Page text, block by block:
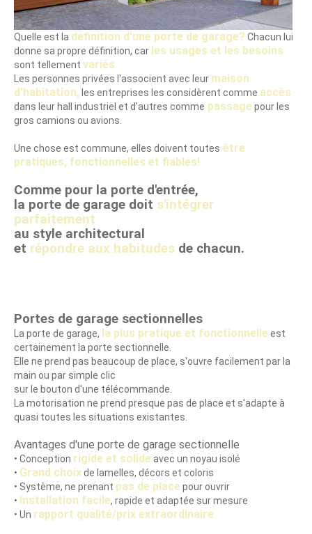
Quelle est la définition d'une porte de garage? Chacun lui
donne sa propre définition, car les usages et les besoins
sont tellement variés.
Les personnes privées l'associent avec leur maison
d'habitation, les entreprises les considèrent comme accès
dans leur hall industriel et d'autres comme passage pour les
gros camions ou avions.
Une chose est commune, elles doivent toutes être
pratiques, fonctionnelles et fiables!
Comme pour la porte d'entrée,
la porte de garage doit s'intégrer
parfaitement
au style architectural
et répondre aux habitudes de chacun.
Portes de garage sectionnelles
La porte de garage, la plus pratique et fonctionnelle est
certainement la porte sectionnelle.
Elle ne prend pas beaucoup de place, s'ouvre facilement par la
main ou par simple clic
sur le bouton d'une télécommande.
La motorisation ne prend presque pas de place et s'adapte à
quasi toutes les situations existantes.
Avantages d'une porte de garage sectionnelle
• Conception rigide et solide avec un noyau isolé
• Grand choixde lamelles, décors et coloris
• Système, ne prenant pas de place pour ouvrir
• Installation facile, rapide et adaptée sur mesure
• Un rapport qualité/prix extraordinaire